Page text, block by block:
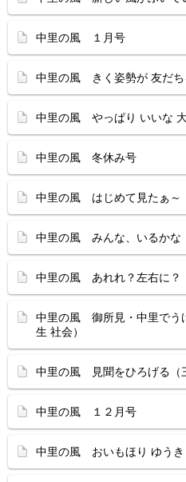
中里の風 １月号
中里の風 きく姿勢が 友だち
中里の風 やっぱり いいな
中里の風 冬休み号
中里の風 はじめて見たぁ～
中里の風 みんな、いるかな
中里の風 あれれ？左右に？
中里の風 御所見・中里でう
生 社会）
中里の風 見聞をひろげる（
中里の風 １２月号
中里の風 おいもほり ゆうき